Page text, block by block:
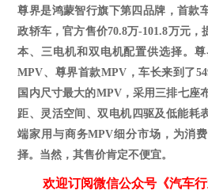
尊界是鸿蒙智行旗下第四品牌，首款
政轿车，官方售价70.8万-101.8万元
本、三电机和双电机配置供选择。
MPV、尊界首款MPV，车长来到了
国内尺寸最大的MPV，采用三排七座
距、灵活空间、双电机四驱及低能耗
端家用与商务MPV细分市场，为消
择。当然，其售价肯定不便宜。
欢迎订阅微信公众号《汽车